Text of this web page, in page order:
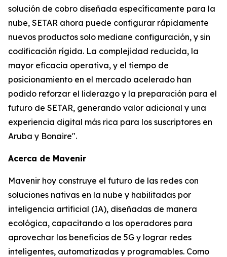
solución de cobro diseñada específicamente para la
nube, SETAR ahora puede configurar rápidamente
nuevos productos solo mediane configuración, y sin
codificación rígida. La complejidad reducida, la
mayor eficacia operativa, y el tiempo de
posicionamiento en el mercado acelerado han
podido reforzar el liderazgo y la preparación para el
futuro de SETAR, generando valor adicional y una
experiencia digital más rica para los suscriptores en
Aruba y Bonaire".
Acerca de Mavenir
Mavenir hoy construye el futuro de las redes con
soluciones nativas en la nube y habilitadas por
inteligencia artificial (IA), diseñadas de manera
ecológica, capacitando a los operadores para
aprovechar los beneficios de 5G y lograr redes
inteligentes, automatizadas y programables. Como